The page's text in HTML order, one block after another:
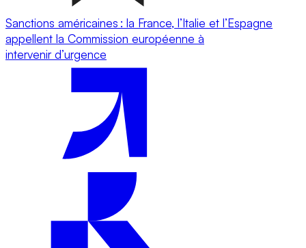
Sanctions américaines : la France, l’Italie et l’Espagne
appellent la Commission européenne à
intervenir d’urgence